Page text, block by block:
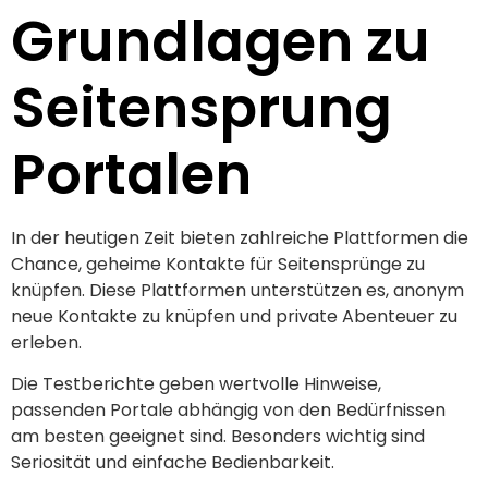
Grundlagen zu
Seitensprung
Portalen
In der heutigen Zeit bieten zahlreiche Plattformen die
Chance, geheime Kontakte für Seitensprünge zu
knüpfen. Diese Plattformen unterstützen es, anonym
neue Kontakte zu knüpfen und private Abenteuer zu
erleben.
Die Testberichte geben wertvolle Hinweise,
passenden Portale abhängig von den Bedürfnissen
am besten geeignet sind. Besonders wichtig sind
Seriosität und einfache Bedienbarkeit.